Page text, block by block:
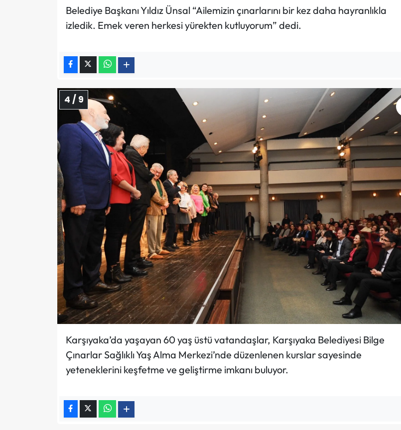
Belediye Başkanı Yıldız Ünsal “Ailemizin çınarlarını bir kez daha hayranlıkla
izledik. Emek veren herkesi yürekten kutluyorum” dedi.
4 / 9
Karşıyaka’da yaşayan 60 yaş üstü vatandaşlar, Karşıyaka Belediyesi Bilge
Çınarlar Sağlıklı Yaş Alma Merkezi’nde düzenlenen kurslar sayesinde
yeteneklerini keşfetme ve geliştirme imkanı buluyor.